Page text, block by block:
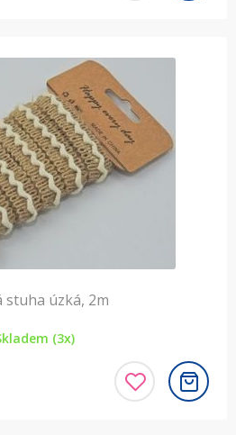
stuha úzká, 2m
(3x)